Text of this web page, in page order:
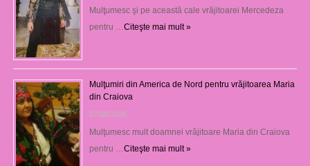
Mulţumesc şi pe această cale vrăjitoarei Mercedeza
pentru … Citeşte mai mult »
Mulţumiri din America de Nord pentru vrăjitoarea Maria
din Craiova
07/08/2026
Mulţumesc mult doamnei vrăjitoare Maria din Craiova
pentru … Citeşte mai mult »